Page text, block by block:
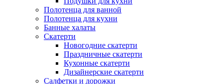
Полотенца для ванной
Полотенца для кухни
Банные халаты
Скатерти
Новогодние скатерти
Праздничные скатерти
Кухонные скатерти
Дизайнерские скатерти
Салфетки и дорожки